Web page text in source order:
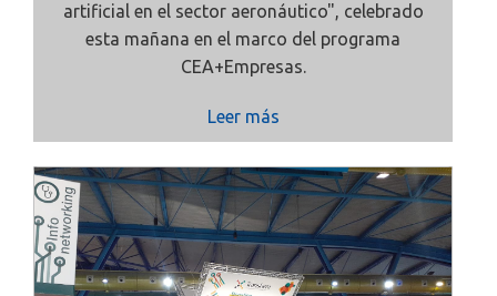
artificial en el sector aeronáutico", celebrado
esta mañana en el marco del programa
CEA+Empresas.
Leer más